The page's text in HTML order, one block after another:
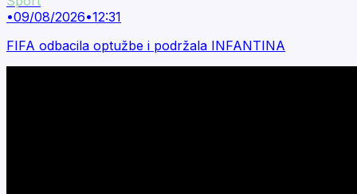
•09/08/2026•12:31
FIFA odbacila optužbe i podržala INFANTINA